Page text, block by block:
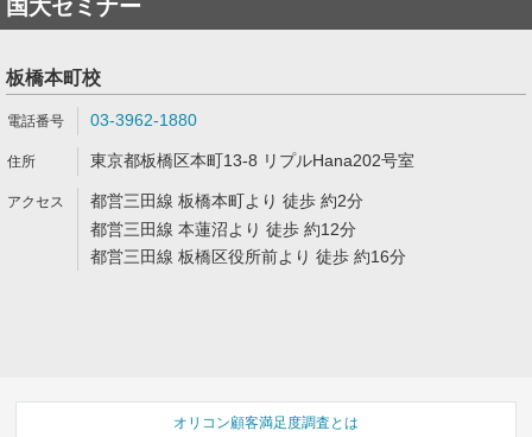
国大セミナー
板橋本町校
03-3962-1880
東京都板橋区本町13-8 リプルHana202号室
都営三田線 板橋本町より 徒歩 約2分
都営三田線 本蓮沼より 徒歩 約12分
都営三田線 板橋区役所前より 徒歩 約16分
オリコン顧客満足度調査とは